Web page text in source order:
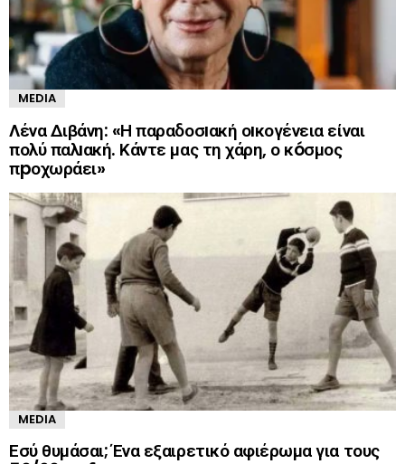
MEDIA
Λένα Διβάνη: «Η παραδοσıακή οıκογένεια είναι
πολύ παλıακή. Κάντε μας τη χάρη, ο κóσμος
πpοχωράει»
MEDIA
Εσύ θυμάσαι; Ένα εξαιρετικό αφιέρωμα για τους